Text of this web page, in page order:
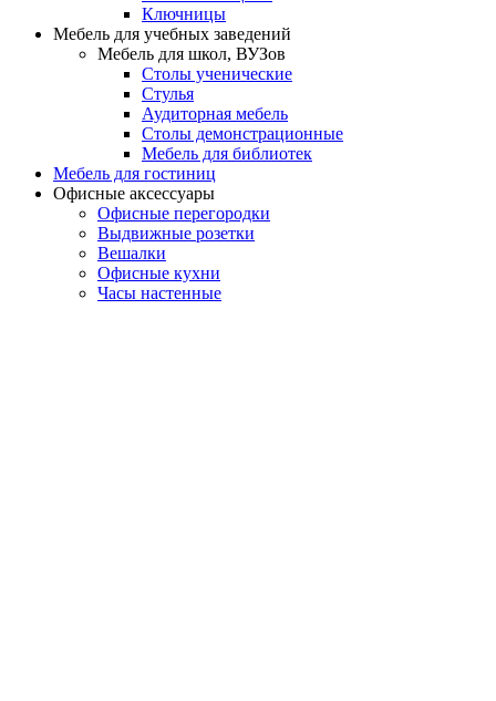
Ключницы
Мебель для учебных заведений
Мебель для школ, ВУЗов
Столы ученические
Стулья
Аудиторная мебель
Столы демонстрационные
Мебель для библиотек
Мебель для гостиниц
Офисные аксессуары
Офисные перегородки
Выдвижные розетки
Вешалки
Офисные кухни
Часы настенные